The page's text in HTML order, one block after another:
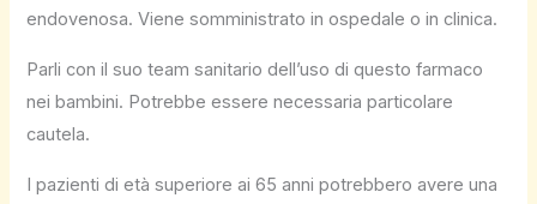
endovenosa. Viene somministrato in ospedale o in clinica.
Parli con il suo team sanitario dell’uso di questo farmaco
nei bambini. Potrebbe essere necessaria particolare
cautela.
I pazienti di età superiore ai 65 anni potrebbero avere una